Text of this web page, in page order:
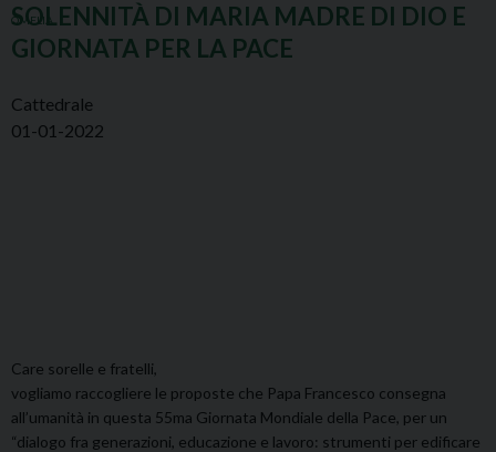
OMELIA
SOLENNITÀ DI MARIA MADRE DI DIO E
GIORNATA PER LA PACE
Cattedrale
01-01-2022
Care sorelle e fratelli,
vogliamo raccogliere le proposte che Papa Francesco consegna
all’umanità in questa 55ma Giornata Mondiale della Pace, per un
“dialogo fra generazioni, educazione e lavoro: strumenti per edificare